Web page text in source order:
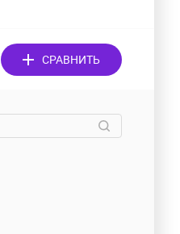
СРАВНИТЬ